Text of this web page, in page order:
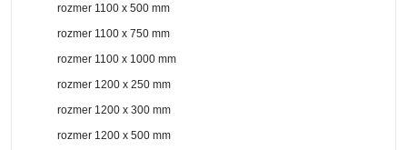
rozmer 1100 x 500 mm
rozmer 1100 x 750 mm
rozmer 1100 x 1000 mm
rozmer 1200 x 250 mm
rozmer 1200 x 300 mm
rozmer 1200 x 500 mm